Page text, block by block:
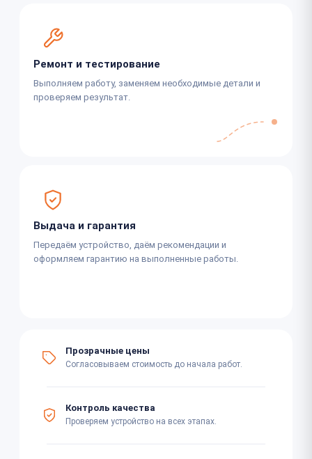
Ремонт и тестирование
Выполняем работу, заменяем необходимые детали и
проверяем результат.
Выдача и гарантия
Передаём устройство, даём рекомендации и
оформляем гарантию на выполненные работы.
Прозрачные цены
Согласовываем стоимость до начала работ.
Контроль качества
Проверяем устройство на всех этапах.